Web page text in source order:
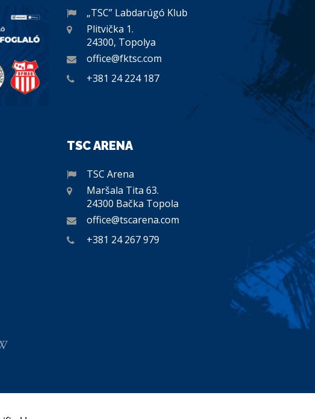
„TSC” Labdarúgó Klub
Plitvička 1.
24300, Topolya
office@fktsc.com
+381 24 224 187
TSC ARENA
TSC Arena
Maršala Tita 63.
24300 Bačka Topola
office@tscarena.com
+381 24 267 979